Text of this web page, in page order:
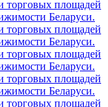
торговых площадей
Беларуси.
торговых площадей
Беларуси.
торговых площадей
Беларуси.
торговых площадей
Беларуси.
торговых площадей